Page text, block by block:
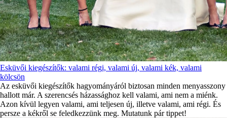
Esküvői kiegészítők: valami régi, valami új, valami kék, valami
kölcsön
Az esküvői kiegészítők hagyományáról biztosan minden menyasszony
hallott már. A szerencsés házassághoz kell valami, ami nem a miénk.
Azon kívül legyen valami, ami teljesen új, illetve valami, ami régi. És
persze a kékről se feledkezzünk meg. Mutatunk pár tippet!